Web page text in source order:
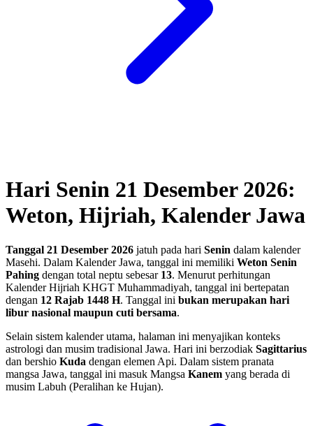
Hari Senin 21 Desember 2026:
Weton, Hijriah, Kalender Jawa
Tanggal 21 Desember 2026 jatuh pada hari Senin dalam kalender
Masehi. Dalam Kalender Jawa, tanggal ini memiliki Weton Senin
Pahing dengan total neptu sebesar 13. Menurut perhitungan
Kalender Hijriah KHGT Muhammadiyah, tanggal ini bertepatan
dengan 12 Rajab 1448 H. Tanggal ini bukan merupakan hari
libur nasional maupun cuti bersama.
Selain sistem kalender utama, halaman ini menyajikan konteks
astrologi dan musim tradisional Jawa. Hari ini berzodiak Sagittarius
dan bershio Kuda dengan elemen Api. Dalam sistem pranata
mangsa Jawa, tanggal ini masuk Mangsa Kanem yang berada di
musim Labuh (Peralihan ke Hujan).